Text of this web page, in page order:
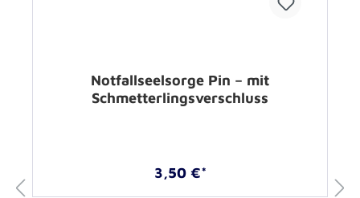
Notfallseelsorge Pin – mit
Schmetterlingsverschluss
3,50 €*